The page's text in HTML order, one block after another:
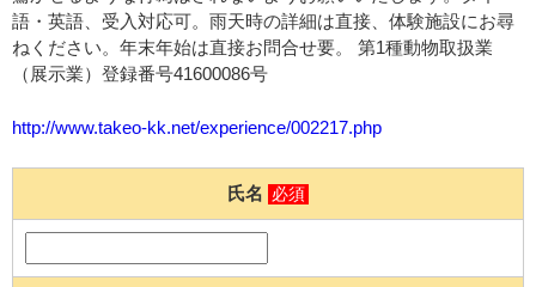
語・英語、受入対応可。雨天時の詳細は直接、体験施設にお尋
ねください。年末年始は直接お問合せ要。 第1種動物取扱業
（展示業）登録番号41600086号
http://www.takeo-kk.net/experience/002217.php
氏名 必須